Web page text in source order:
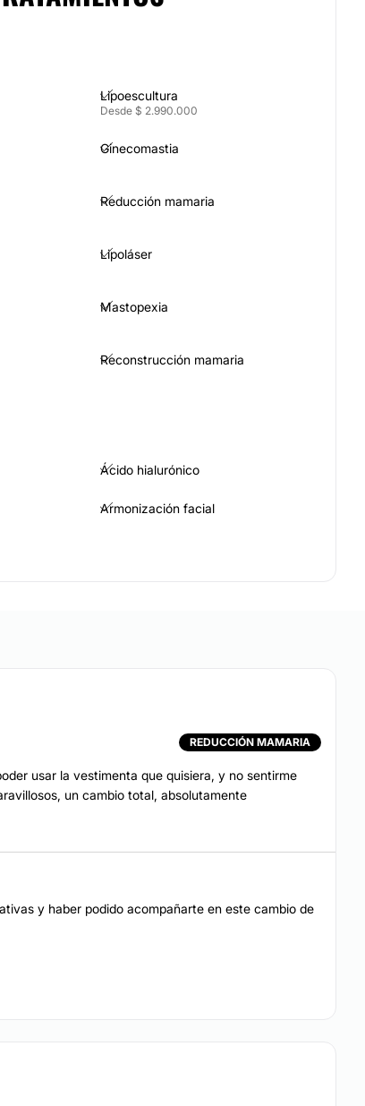
Lipoescultura
Desde $ 2.990.000
Ginecomastia
Reducción mamaria
Lipoláser
Mastopexia
Reconstrucción mamaria
Ácido hialurónico
Armonización facial
Drenaje linfático
Desde $ 30.000
REDUCCIÓN MAMARIA
usar la vestimenta que quisiera, y no sentirme
un cambio total, absolutamente
y haber podido acompañarte en este cambio de